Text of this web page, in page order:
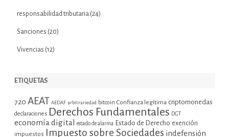
responsabilidad tributaria (24)
Sanciones (20)
Vivencias (12)
ETIQUETAS
720 AEAT AEDAF arbitrariedad bitcoin Confianza legítima criptomonedas
declaraciones Derechos Fundamentales DGT
economía digital estado de alarma Estado de Derecho exención
impuestos Impuesto sobre Sociedades indefensión